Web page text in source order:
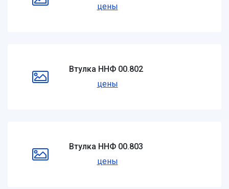
цены
Втулка ННФ 00.802
цены
Втулка ННФ 00.803
цены